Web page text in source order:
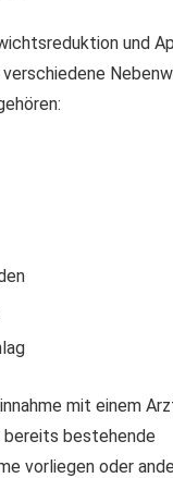
und
mit einem
bereits bestehende
vorliegen oder